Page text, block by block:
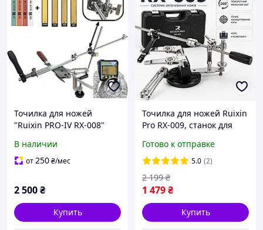
Точилка для ножей
"Ruixin PRO-IV RX-008"
механизм, 8 камней,
угломер)
В наличии
от250₴/мес
2 500₴
Купить
Точилка для ножей Ruixin
Pro RX-009, станок для
поворотный механизм
360°
Готово к отправке
5.0 (2)
1 479₴
2 199 ₴
Купить